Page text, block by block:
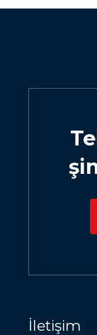
İletişim